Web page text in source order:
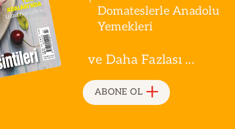
Domateslerle Anadolu
Yemekleri
ve Daha Fazlası ...
ABONE OL